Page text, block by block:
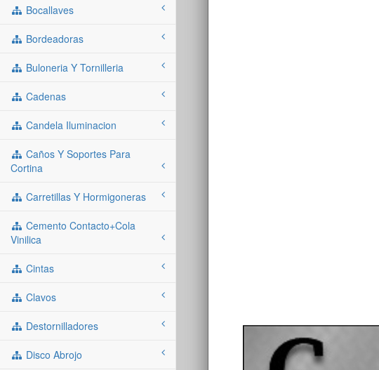
Bocallaves
Bordeadoras
Buloneria Y Tornilleria
Cadenas
Candela Iluminacion
Caños Y Soportes Para
Cortina
Carretillas Y Hormigoneras
Cemento Contacto+cola
Vinilica
Cintas
Clavos
Destornilladores
Disco Abrojo